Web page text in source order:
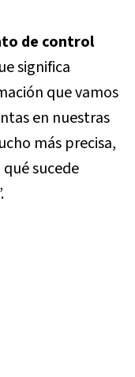
de control
significa
que vamos
en nuestras
más precisa,
sucede